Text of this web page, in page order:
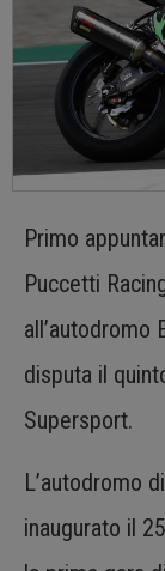
Primo
Puccetti
all’autodromo
disputa il
Supersport.
L’autodromo
inaugurato il